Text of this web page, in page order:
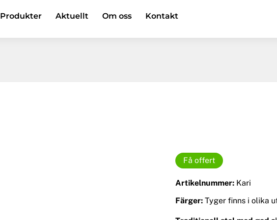
Produkter Aktuellt Om oss Kontakt
Få offert
Artikelnummer:Kari
Färger:Tyger finns i olika